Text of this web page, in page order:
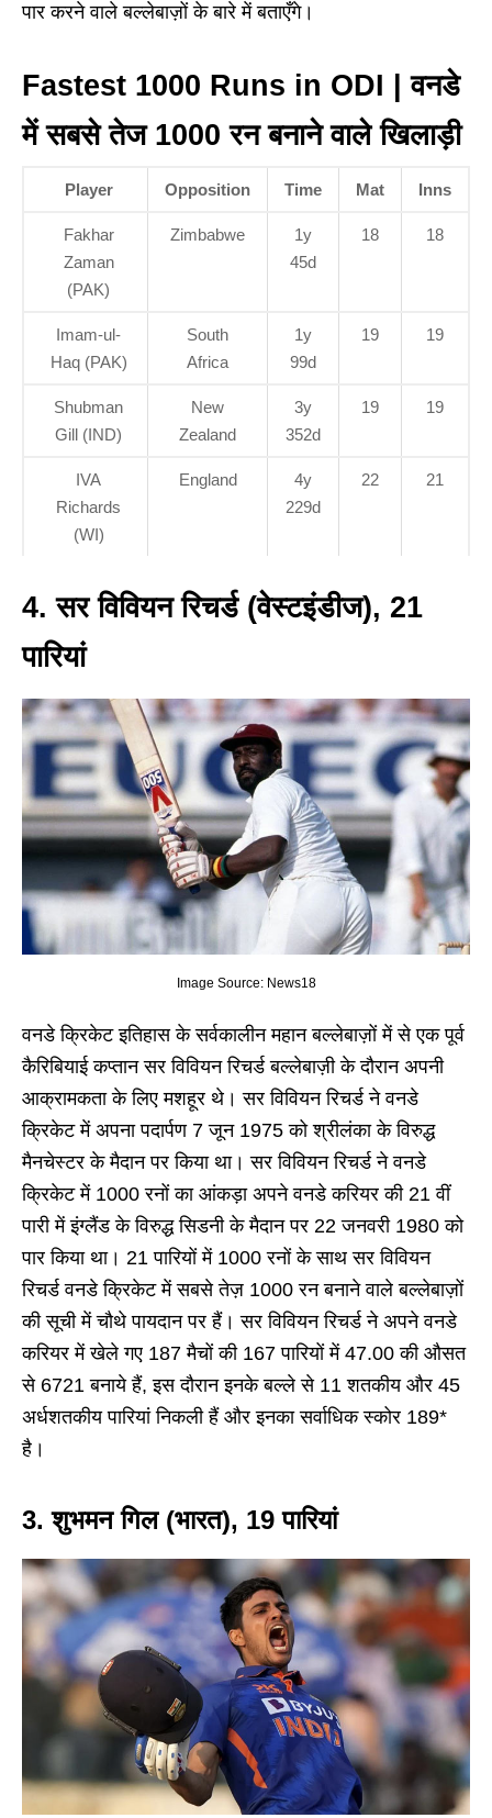
पार करने वाले बल्लेबाज़ों के बारे में बताएँगे।
Fastest 1000 Runs in ODI | वनडे
में सबसे तेज 1000 रन बनाने वाले खिलाड़ी
Player Opposition Time Mat Inns
Fakhar
Zaman
(PAK)
Zimbabwe
1y
45d
18 18
Imam-ul-
Haq (PAK)
South
Africa
1y
99d
19 19
Shubman
Gill (IND)
New
Zealand
3y
352d
19 19
IVA
Richards
(WI)
England
4y
229d
22 21
4. सर विवियन रिचर्ड (वेस्टइंडीज), 21
पारियां
Image Source: News18
वनडे क्रिकेट इतिहास के सर्वकालीन महान बल्लेबाज़ों में से एक पूर्व
कैरिबियाई कप्तान सर विवियन रिचर्ड बल्लेबाज़ी के दौरान अपनी
आक्रामकता के लिए मशहूर थे। सर विवियन रिचर्ड ने वनडे
क्रिकेट में अपना पदार्पण 7 जून 1975 को श्रीलंका के विरुद्ध
मैनचेस्टर के मैदान पर किया था। सर विवियन रिचर्ड ने वनडे
क्रिकेट में 1000 रनों का आंकड़ा अपने वनडे करियर की 21 वीं
पारी में इंग्लैंड के विरुद्ध सिडनी के मैदान पर 22 जनवरी 1980 को
पार किया था। 21 पारियों में 1000 रनों के साथ सर विवियन
रिचर्ड वनडे क्रिकेट में सबसे तेज़ 1000 रन बनाने वाले बल्लेबाज़ों
की सूची में चौथे पायदान पर हैं। सर विवियन रिचर्ड ने अपने वनडे
करियर में खेले गए 187 मैचों की 167 पारियों में 47.00 की औसत
से 6721 बनाये हैं, इस दौरान इनके बल्ले से 11 शतकीय और 45
अर्धशतकीय पारियां निकली हैं और इनका सर्वाधिक स्कोर 189*
है।
3. शुभमन गिल (भारत), 19 पारियां